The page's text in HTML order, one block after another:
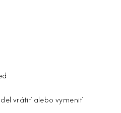
vrátiť alebo vymeniť